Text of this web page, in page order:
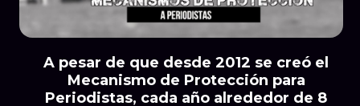
A pesar de que desde 2012 se creó el
Mecanismo de Protección para
Periodistas, cada año alrededor de 8